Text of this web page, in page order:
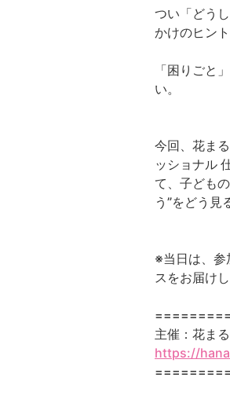
つい「どう
かけのヒン
「困りごと
い。
今回、花ま
ッショナル
て、子ども
う”をどう見
※当日は、参
スをお届け
主催：花ま
https://